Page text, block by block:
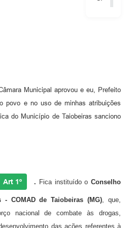
Municipal aprovou e eu, Prefeito
povo e no uso de minhas atribuições
do Município de Taiobeiras sanciono
Art 1º . Fica instituído oConselho
- COMAD deTaiobeiras (MG),
que,
nacional de combate às drogas,
das ações referentes à